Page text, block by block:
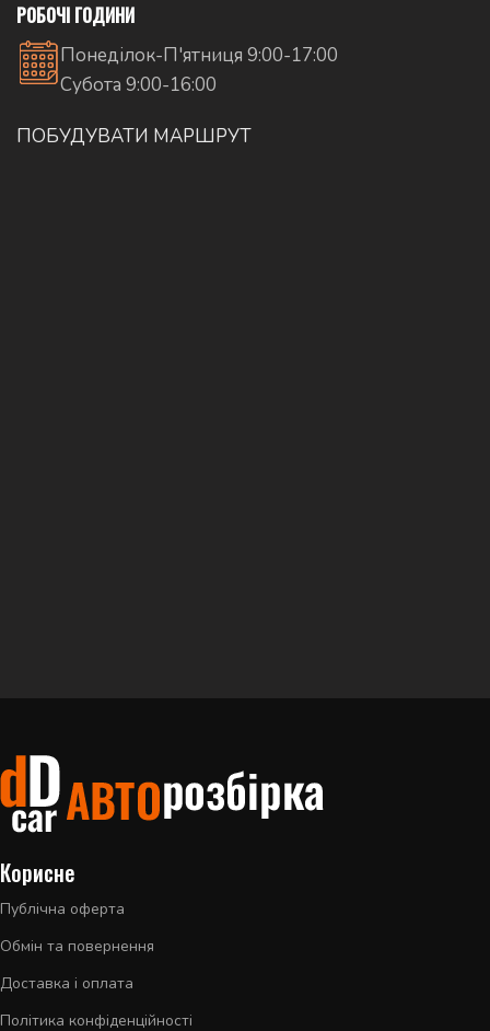
РОБОЧІ ГОДИНИ
Понеділок-П'ятниця 9:00-17:00
Субота 9:00-16:00
ПОБУДУВАТИ МАРШРУТ
Корисне
Публічна оферта
Обмін та повернення
Доставка і оплата
Політика конфіденційності